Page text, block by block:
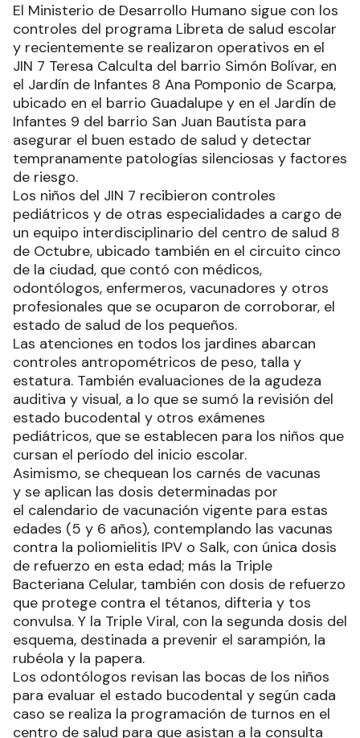
El Ministerio de Desarrollo Humano sigue con los
controles del programa Libreta de salud escolar
y recientemente se realizaron operativos en el
JIN 7 Teresa Calculta del barrio Simón Bolívar, en
el Jardín de Infantes 8 Ana Pomponio de Scarpa,
ubicado en el barrio Guadalupe y en el Jardín de
Infantes 9 del barrio San Juan Bautista para
asegurar el buen estado de salud y detectar
tempranamente patologías silenciosas y factores
de riesgo.
Los niños del JIN 7 recibieron controles
pediátricos y de otras especialidades a cargo de
un equipo interdisciplinario del centro de salud 8
de Octubre, ubicado también en el circuito cinco
de la ciudad, que contó con médicos,
odontólogos, enfermeros, vacunadores y otros
profesionales que se ocuparon de corroborar, el
estado de salud de los pequeños.
Las atenciones en todos los jardines abarcan
controles antropométricos de peso, talla y
estatura. También evaluaciones de la agudeza
auditiva y visual, a lo que se sumó la revisión del
estado bucodental y otros exámenes
pediátricos, que se establecen para los niños que
cursan el período del inicio escolar.
Asimismo, se chequean los carnés de vacunas
y se aplican las dosis determinadas por
el calendario de vacunación vigente para estas
edades (5 y 6 años), contemplando las vacunas
contra la poliomielitis IPV o Salk, con única dosis
de refuerzo en esta edad; más la Triple
Bacteriana Celular, también con dosis de refuerzo
que protege contra el tétanos, difteria y tos
convulsa. Y la Triple Viral, con la segunda dosis del
esquema, destinada a prevenir el sarampión, la
rubéola y la papera.
Los odontólogos revisan las bocas de los niños
para evaluar el estado bucodental y según cada
caso se realiza la programación de turnos en el
centro de salud para que asistan a la consulta